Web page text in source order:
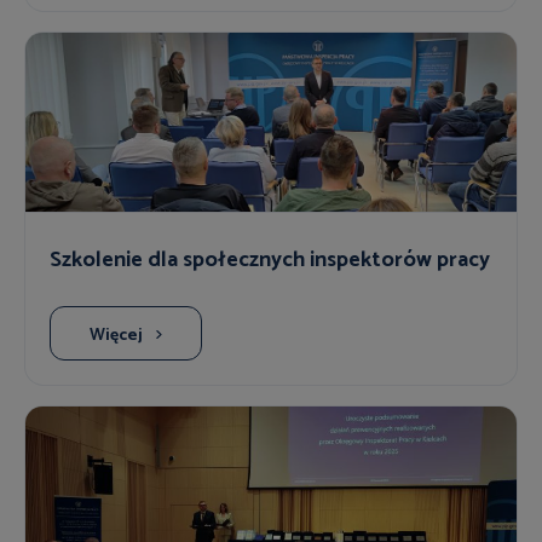
Szkolenie dla społecznych inspektorów pracy
Więcej